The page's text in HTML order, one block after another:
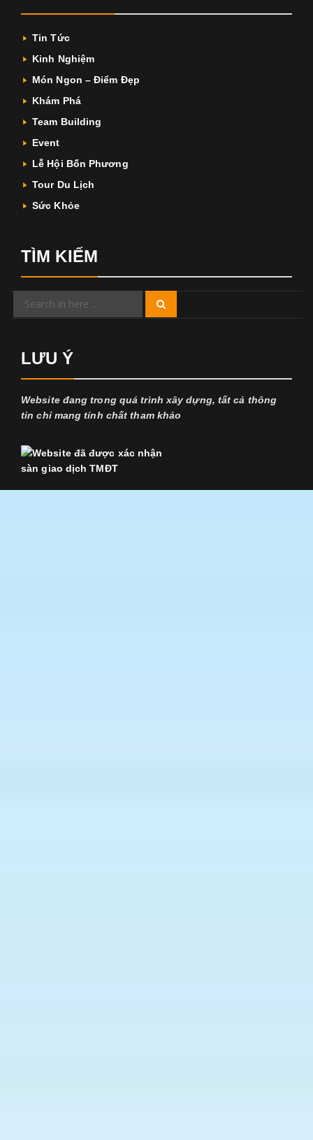
Tin Tức
Kinh Nghiệm
Món Ngon – Điểm Đẹp
Khám Phá
Team Building
Event
Lễ Hội Bốn Phương
Tour Du Lịch
Sức Khỏe
TÌM KIẾM
Search
LƯU Ý
Website đang trong quá trình xây dựng, tất cả thông
tin chỉ mang tính chất tham khảo